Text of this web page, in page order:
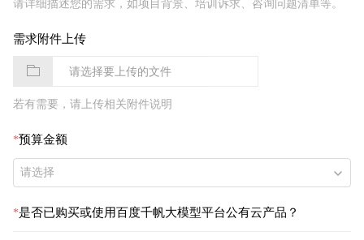
请详细描述您的需求，如项目背景、培训诉求、咨询问题清单等。
需求附件上传
请选择要上传的文件
若有需要，请上传相关附件说明
预算金额
请选择
是否已购买或使用百度千帆大模型平台公有云产品？